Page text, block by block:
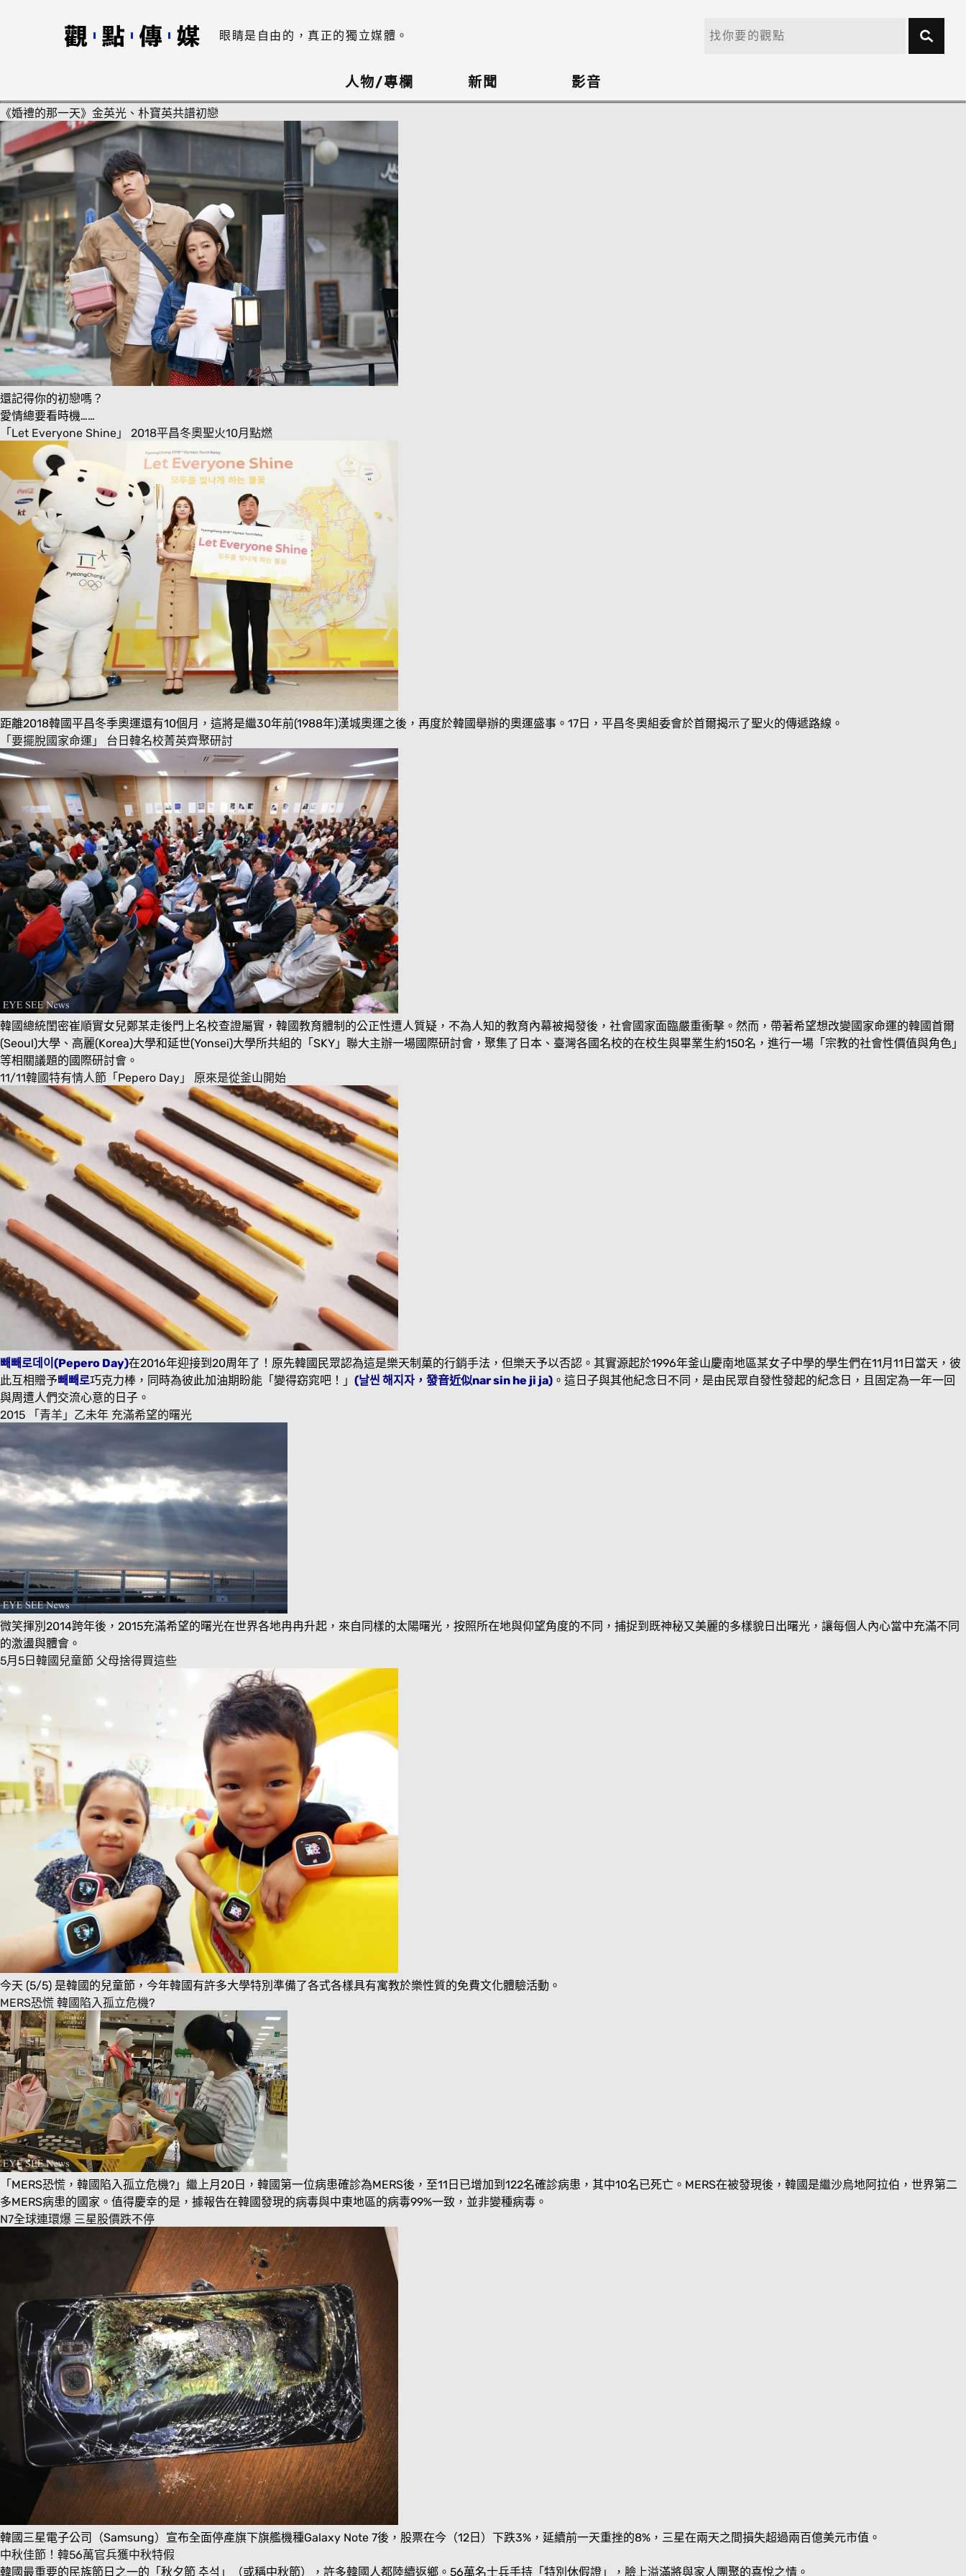
眼睛是自由的，真正的獨立媒體。
人物/專欄 新聞 影音
《婚禮的那一天》金英光、朴寶英共譜初戀
還記得你的初戀嗎？
愛情總要看時機……
「Let Everyone Shine」 2018平昌冬奧聖火10月點燃
距離2018韓國平昌冬季奧運還有10個月，這將是繼30年前(1988年)漢城奧運之後，再度於韓國舉辦的奧運盛事。17日，平昌冬奧組委會於首爾揭示了聖火的傳遞路線。
「要擺脫國家命運」 台日韓名校菁英齊聚研討
韓國總統閨密崔順實女兒鄭某走後門上名校查證屬實，韓國教育體制的公正性遭人質疑，不為人知的教育內幕被揭發後，社會國家面臨嚴重衝擊。然而，帶著希望想改變國家命運的韓國首爾
(Seoul)大學、高麗(Korea)大學和延世(Yonsei)大學所共組的「SKY」聯大主辦一場國際研討會，聚集了日本、臺灣各國名校的在校生與畢業生約150名，進行一場「宗教的社會性價值與角色」
等相關議題的國際研討會。
11/11韓國特有情人節「Pepero Day」 原來是從釜山開始
빼빼로데이(Pepero Day)在2016年迎接到20周年了！原先韓國民眾認為這是樂天制菓的行銷手法，但樂天予以否認。其實源起於1996年釜山慶南地區某女子中學的學生們在11月11日當天，彼
此互相贈予빼빼로巧克力棒，同時為彼此加油期盼能「變得窈窕吧！」 (날씬 해지자，發音近似nar sin he ji ja) 。這日子與其他紀念日不同，是由民眾自發性發起的紀念日，且固定為一年一回
與周遭人們交流心意的日子。
2015 「青羊」乙未年 充滿希望的曙光
微笑揮別 2014跨年後， 2015充滿希望的曙光在世界各地冉冉升起，來自同樣的太陽曙光，按照所在地與仰望角度的不同，捕捉到既神秘又美麗的多樣貌日出曙光，讓每個人內心當中充滿不同
的激盪與體會。
5月5日韓國兒童節 父母捨得買這些
今天 (5/5) 是韓國的兒童節，今年韓國有許多大學特別準備了各式各樣具有寓教於樂性質的免費文化體驗活動。
MERS恐慌 韓國陷入孤立危機?
「MERS恐慌，韓國陷入孤立危機?」繼上月20日，韓國第一位病患確診為MERS後，至11日已增加到122名確診病患，其中10名已死亡。MERS在被發現後，韓國是繼沙烏地阿拉伯，世界第二
多MERS病患的國家。值得慶幸的是，據報告在韓國發現的病毒與中東地區的病毒99%一致，並非變種病毒。
N7全球連環爆 三星股價跌不停
韓國三星電子公司（Samsung）宣布全面停產旗下旗艦機種Galaxy Note 7後，股票在今（12日）下跌3%，延續前一天重挫的8%，三星在兩天之間損失超過兩百億美元市值。
中秋佳節！韓56萬官兵獲中秋特假
韓國最重要的民族節日之一的「秋夕節 추석」（或稱中秋節），許多韓國人都陸續返鄉。56萬名士兵手持「特別休假證」，臉上溢滿將與家人團聚的喜悅之情。